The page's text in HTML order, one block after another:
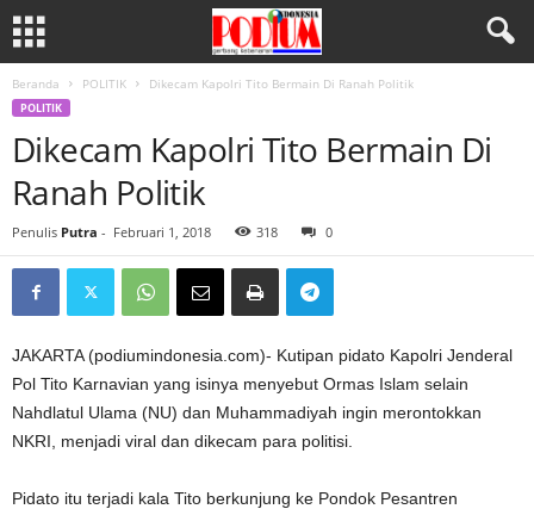
Beranda POLITIK Dikecam Kapolri Tito Bermain Di Ranah Politik
POLITIK
Dikecam Kapolri Tito Bermain Di
Ranah Politik
Penulis Putra - Februari 1, 2018 318 0
JAKARTA (podiumindonesia.com)- Kutipan pidato Kapolri Jenderal
Pol Tito Karnavian yang isinya menyebut Ormas Islam selain
Nahdlatul Ulama (NU) dan Muhammadiyah ingin merontokkan
NKRI, menjadi viral dan dikecam para politisi.
Pidato itu terjadi kala Tito berkunjung ke Pondok Pesantren